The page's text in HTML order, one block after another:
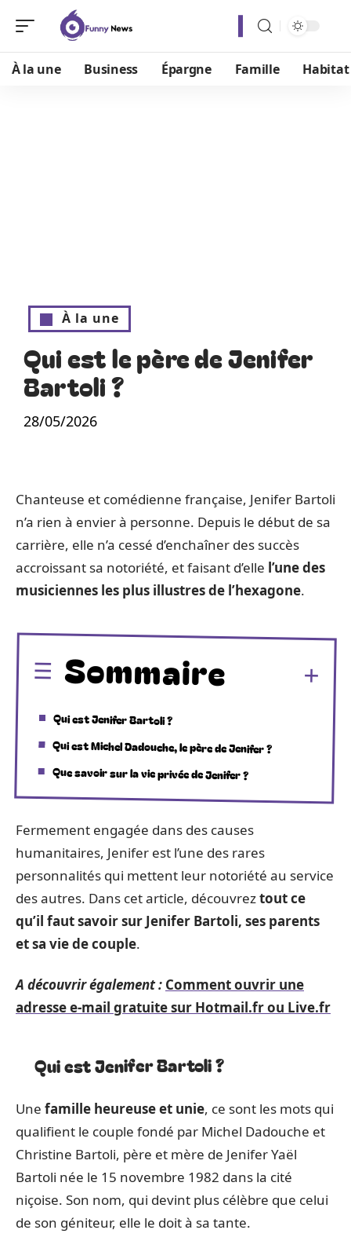
À la une Business Épargne Famille Habitat
À la une
Qui est le père de Jenifer
Bartoli ?
28/05/2026
Chanteuse et comédienne française, Jenifer Bartoli
n’a rien à envier à personne. Depuis le début de sa
carrière, elle n’a cessé d’enchaîner des succès
accroissant sa notoriété, et faisant d’elle l’une des
musiciennes les plus illustres de l’hexagone.
Sommaire
Qui est Jenifer Bartoli ?
Qui est Michel Dadouche, le père de Jenifer ?
Que savoir sur la vie privée de Jenifer ?
Fermement engagée dans des causes
humanitaires, Jenifer est l’une des rares
personnalités qui mettent leur notoriété au service
des autres. Dans cet article, découvreztout ce
qu’il faut savoir sur Jenifer Bartoli, ses parents
et sa vie de couple.
A découvrir également : Comment ouvrir une
adresse e-mail gratuite sur Hotmail.fr ou Live.fr
Qui est Jenifer Bartoli ?
Une famille heureuse et unie, ce sont les mots qui
qualifient le couple fondé par Michel Dadouche et
Christine Bartoli, père et mère de Jenifer Yaël
Bartoli née le 15 novembre 1982 dans la cité
niçoise. Son nom, qui devint plus célèbre que celui
de son géniteur, elle le doit à sa tante.